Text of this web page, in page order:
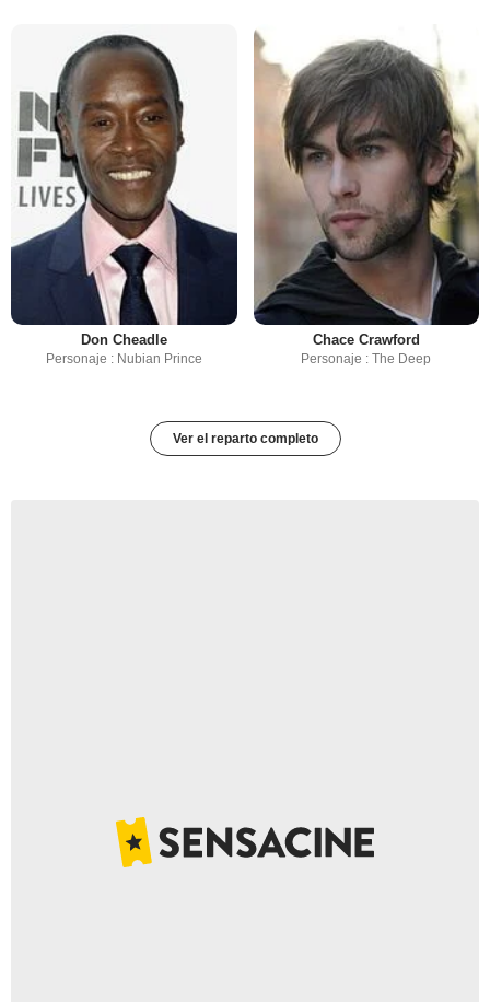
Don Cheadle
Personaje : Nubian Prince
Chace Crawford
Personaje : The Deep
Ver el reparto completo